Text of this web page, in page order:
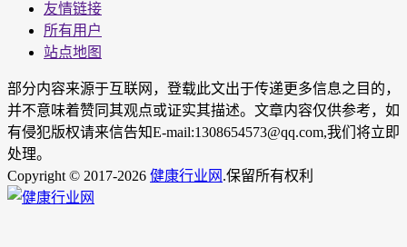
友情链接
所有用户
站点地图
部分内容来源于互联网，登载此文出于传递更多信息之目的，
并不意味着赞同其观点或证实其描述。文章内容仅供参考，如
有侵犯版权请来信告知E-mail:1308654573@qq.com,我们将立即
处理。
Copyright © 2017-2026 健康行业网 .保留所有权利